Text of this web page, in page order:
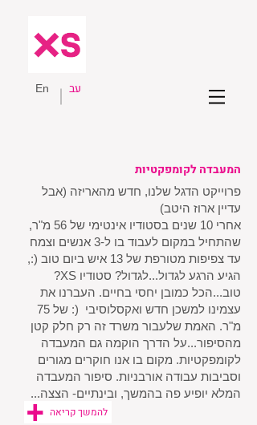
En עב
המעבדה לקומפקטיות
פרוייקט הדגל שלנו, חדש מהאריזה (אבל
עדיין ארוז היטב)
אחרי 10 שנים בסטודיו אינטימי של 56 מ"ר,
שהתחיל במקום לעבוד בו ל-3 אנשים וצמח
עד צפיפות מטורפת של 13 איש ביום טוב (:,
הגיע הרגע לגדול...לגדול? סטודיו XS?
טוב...הכל כמובן יחסי בחיים. העברנו את
עצמינו למשכן חדש ואקסלוסיבי (: של 75
מ"ר. האמת שלעבור משרד זה רק חלק קטן
מהסיפור...על הדרך הוקמה גם המעבדה
לקומפקטיות. מקום בו אנו חוקרים מגורים
וסביבות עבודה אורבניות. סיפור המעבדה
המלא יופיע פה בהמשך, ובינתיים- הצצה...
להמשך קריאה